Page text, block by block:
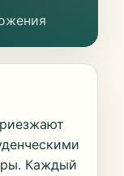
Каждый